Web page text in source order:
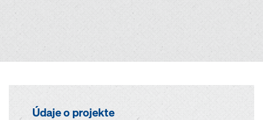
Údaje o projekte